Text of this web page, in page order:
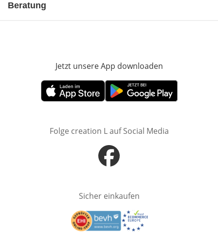
Beratung
Jetzt unsere App downloaden
Öffnet in neuem FensterÖffnet in neuem Fenster
Folge creation L auf Social Media
Öffnet in neuem Fenster
Sicher einkaufen
Öffnet in neuem FensterÖffnet in neuem Fenster